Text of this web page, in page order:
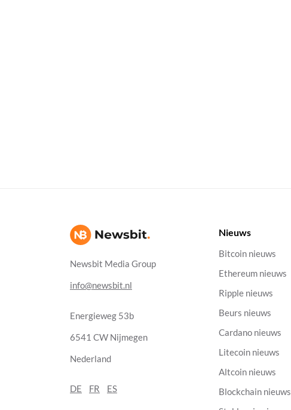
Newsbit Media Group
info@newsbit.nl
Energieweg 53b
6541 CW Nijmegen
Nederland
DE FR ES
Nieuws
Bitcoin nieuws
Ethereum nieuws
Ripple nieuws
Beurs nieuws
Cardano nieuws
Litecoin nieuws
Altcoin nieuws
Blockchain nieuws